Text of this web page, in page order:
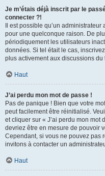
Je m’étais déjà inscrit par le
connecter ?!
Il est possible qu’un
pour une quelconque raison. De
périodiquement les utilisateurs
données. Si tel était le cas,
plus activement aux discussions du
Haut
J’ai perdu mon mot de passe !
Pas de panique ! Bien que votre
peut facilement être réinitialisé.
et cliquer sur « J’ai perdu mon mot
devriez être en mesure de pouvoir
Cependant, si vous ne pouvez pas
invitons à contacter un
Haut